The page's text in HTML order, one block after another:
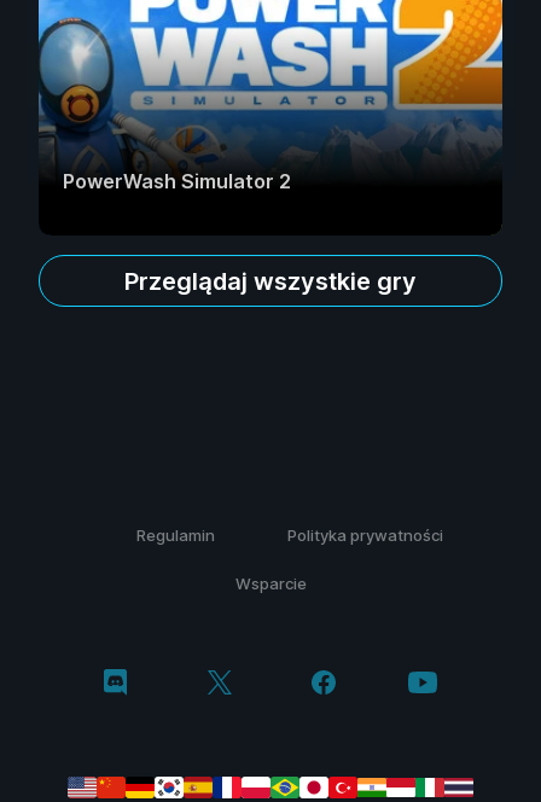
PowerWash Simulator 2
Przeglądaj wszystkie gry
Regulamin Polityka prywatności
Wsparcie